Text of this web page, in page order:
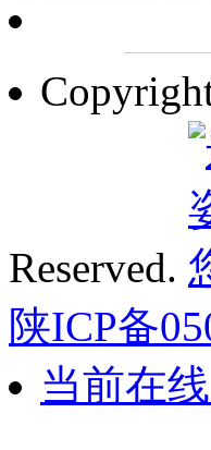
Reserved.
陕ICP备
当前在